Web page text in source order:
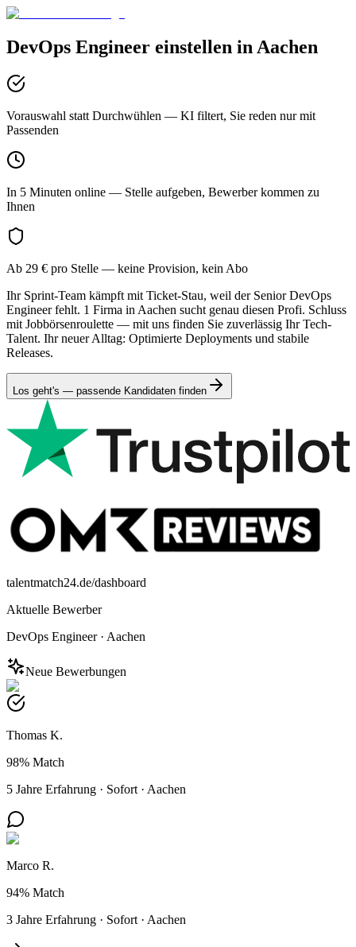
DevOps Engineer einstellen in Aachen
Vorauswahl statt Durchwühlen — KI filtert, Sie reden nur mit
Passenden
In 5 Minuten online — Stelle aufgeben, Bewerber kommen zu
Ihnen
Ab 29 € pro Stelle — keine Provision, kein Abo
Ihr Sprint-Team kämpft mit Ticket-Stau, weil der Senior DevOps
Engineer fehlt. 1 Firma in Aachen sucht genau diesen Profi. Schluss
mit Jobbörsenroulette — mit uns finden Sie zuverlässig Ihr Tech-
Talent. Ihr neuer Alltag: Optimierte Deployments und stabile
Releases.
Los geht's — passende Kandidaten finden
talentmatch24.de/dashboard
Aktuelle Bewerber
DevOps Engineer· Aachen
Neue Bewerbungen
Thomas K.
98% Match
5 Jahre Erfahrung · Sofort · Aachen
Marco R.
94% Match
3 Jahre Erfahrung · Sofort · Aachen